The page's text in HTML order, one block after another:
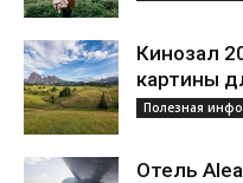
Кинозал
картины
Полезная
Отель